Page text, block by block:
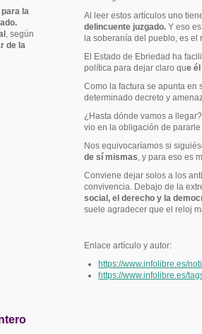
la
, según
de la
Al leer estos artículos uno
delincuente juzgado. Y eso
la soberanía del pueblo, es
El Estado de Ebriedad ha
política para dejar claro que
Como la factura se apunta
determinado decreto y
¿Hasta dónde vamos a
vio en la obligación de
Nos equivocaríamos si
de sí mismas, y para eso es
Conviene dejar solos a los
convivencia. Debajo de la
social, el derecho y la
suele agradecer que el reloj
Enlace artículo y autor:
https://www.infolibre.es/
https://www.infolibre.es/